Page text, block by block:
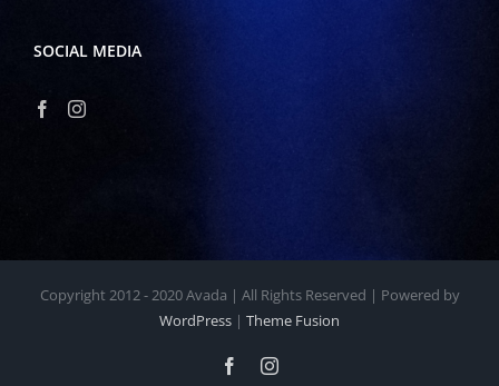
SOCIAL MEDIA
Copyright 2012 - 2020 Avada | All Rights Reserved | Powered by
WordPress | Theme Fusion
FacebookInstagram